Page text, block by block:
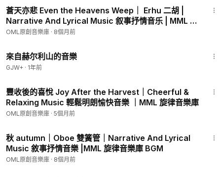
蒼天亦悲 Even the Heavens Weep｜ Erhu 二胡 |
Narrative And Lyrical Music 叙事抒情音乐 | MML 旋
律音乐库 BGM
OML原創音樂庫 · 8個月前
來自赫尔利山的音樂
GJW+ · 1年前
豐收後的喜悅 Joy After the Harvest｜Cheerful &
Relaxing Music 輕鬆明朗愉快音樂 ｜MML 旋律音樂庫
OML原創音樂庫 · 5個月前
秋 autumn｜Oboe 雙簧管｜Narrative And Lyrical
Music 敘事抒情音樂 |MML 旋律音樂庫 BGM
OML原創音樂庫 · 8個月前